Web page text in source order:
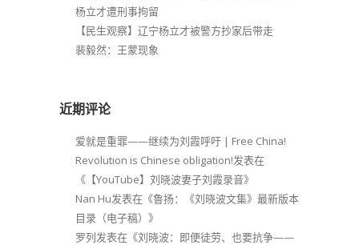
杨立才遭刑事拘留
【民生观察】辽宁杨立才被警方抄家后带走
裴毅然：王蒙现象
近期评论
爱就是重罪——继续为刘霞呼吁 | Free China!
Revolution is Chinese obligation!发表在
《 【YouTube】刘晓波妻子刘霞录音》
Nan Hu发表在《鲁扬：《刘晓波文集》最新版本
目录（电子稿） 》
罗列发表在《刘晓波：即便徒劳、也要抗争——